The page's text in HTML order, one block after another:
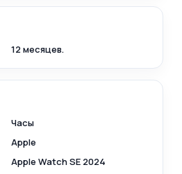
12 месяцев.
Часы
Apple
Apple Watch SE 2024